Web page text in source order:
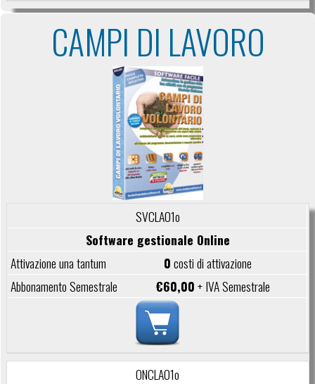
CAMPI DI LAVORO
SVCLA01o
Software gestionale Online
0costi di attivazione
€60,00+ IVA Semestrale
ONCLA01o